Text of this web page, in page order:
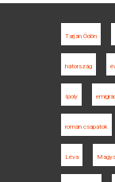
Tarján Ödön
hátország
Ipoly
román csapatok
Léva